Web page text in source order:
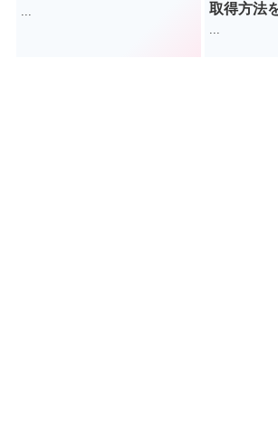
...
取得方法
...